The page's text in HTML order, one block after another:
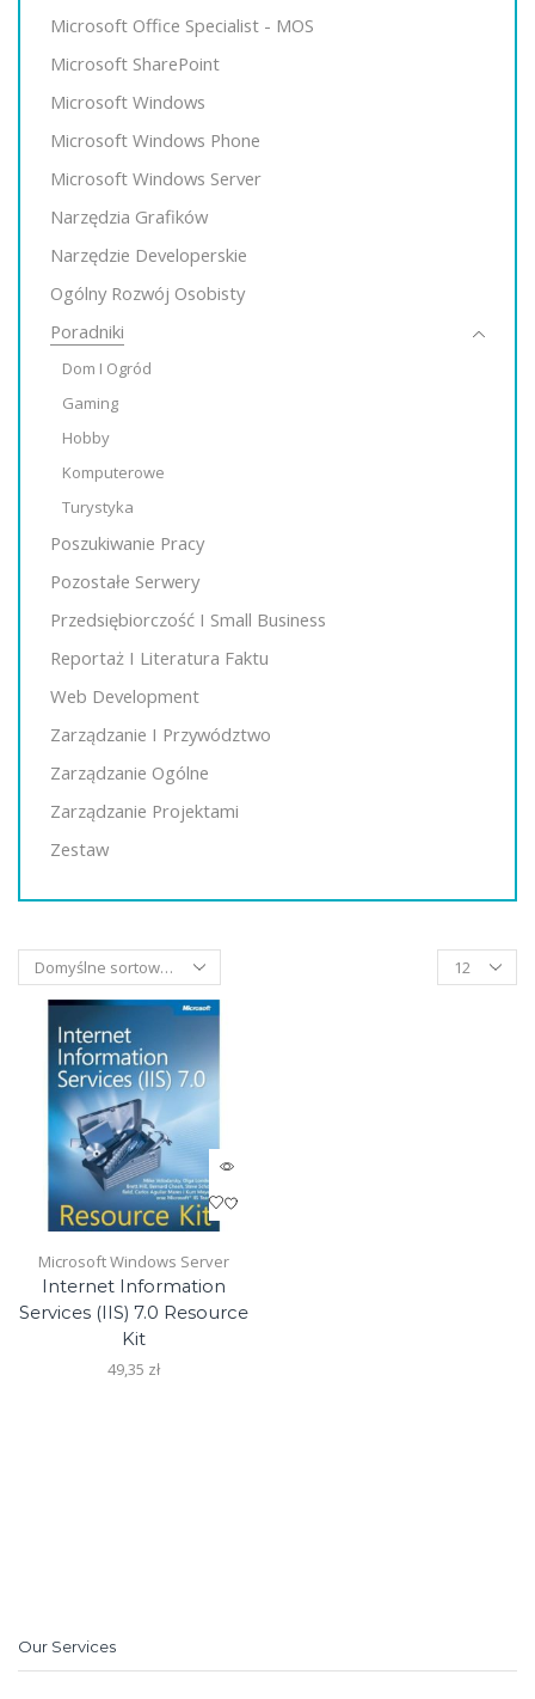
Products
per
Microsoft Windows Server
Internet Information
Services (IIS) 7.0 Resource
Kit
49,35 zł
Microsoft Office Specialist - MOS
Microsoft SharePoint
Microsoft Windows
Microsoft Windows Phone
Microsoft Windows Server
Narzędzia Grafików
Narzędzie Developerskie
Ogólny Rozwój Osobisty
Poradniki
Dom I Ogród
Gaming
Hobby
Komputerowe
Turystyka
Poszukiwanie Pracy
Pozostałe Serwery
Przedsiębiorczość I Small Business
Reportaż I Literatura Faktu
Web Development
Zarządzanie I Przywództwo
Zarządzanie Ogólne
Zarządzanie Projektami
Zestaw
Our Services